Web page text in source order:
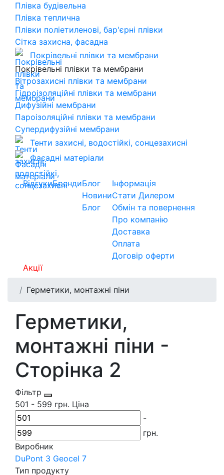
Плівка будівельна
Плівка теплична
Плівки поліетиленові, бар'єрні плівки
Сітка захисна, фасадна
Покрівельні плівки та мембрани
Покрівельні плівки та мембрани
Вітрозахисні плівки та мембрани
Гідроізоляційні плівки та мембрани
Дифузійні мембрани
Пароізоляційні плівки та мембрани
Супердифузійні мембрани
Тенти захисні, водостійкі, сонцезахисні
Фасадні матеріали
ВідгукиБрендиБлог
Новини
Блог
Інформація
Стати Дилером
Обмін та повернення
Про компанію
Доставка
Оплата
Договір оферти
Акції
Герметики, монтажні піни
Герметики,
монтажні піни -
Сторінка 2
Фільтр
501 - 599 грн. Ціна
-
грн.
Виробник
DuPont 3 Geocel 7
Тип продукту